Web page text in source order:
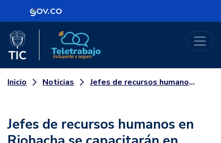
Logo Gobierno de Colombia
Logo del Ministerio TIC
Inicio Noticias Jefes de recursos humanos en Riohacha se capacitarán en Teletrabajo
Jefes de recursos humanos en